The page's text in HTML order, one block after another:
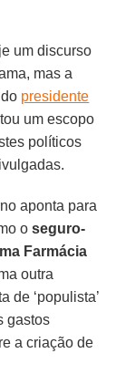
um discurso
mas a
presidente
um escopo
políticos
aponta para
o seguro-
Farmácia
outra
de ‘populista’
gastos
a criação de